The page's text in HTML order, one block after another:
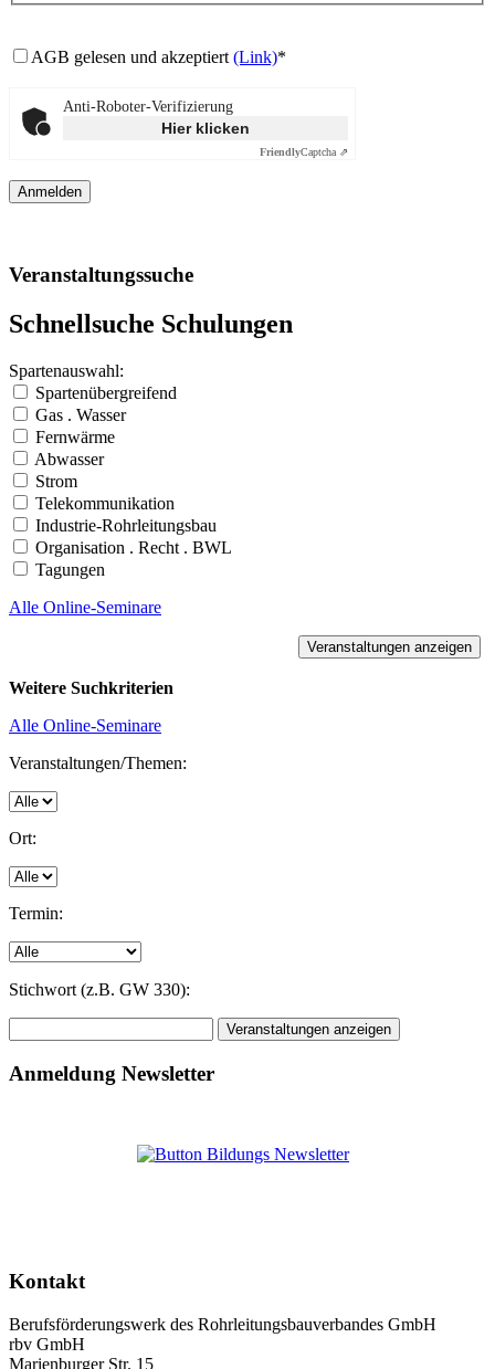
AGB gelesen und akzeptiert (Link)*
Anti-Roboter-Verifizierung
Hier klicken
FriendlyCaptcha ⇗
Veranstaltungssuche
Schnellsuche Schulungen
Spartenauswahl:
Spartenübergreifend
Gas . Wasser
Fernwärme
Abwasser
Strom
Telekommunikation
Industrie-Rohrleitungsbau
Organisation . Recht . BWL
Tagungen
Alle Online-Seminare
Weitere Suchkriterien
Alle Online-Seminare
Veranstaltungen/Themen:
Ort:
Termin:
Stichwort (z.B. GW 330):
Anmeldung Newsletter
Kontakt
Berufsförderungswerk des Rohrleitungsbauverbandes GmbH
rbv GmbH
Marienburger Str. 15